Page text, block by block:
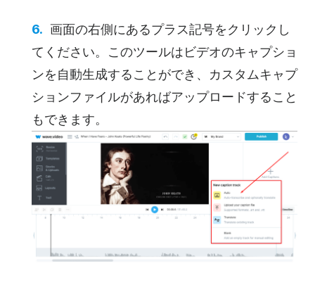
画面の右側にあるプラス記号をクリックし
てください。このツールはビデオのキャプショ
ンを自動生成することができ、カスタムキャプ
ションファイルがあればアップロードすること
もできます。